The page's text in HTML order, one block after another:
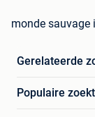
monde sauvage
Gerelateerde
Populaire